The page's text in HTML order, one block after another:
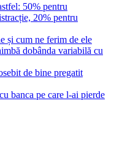
50% pentru
20% pentru
și cum ne ferim de ele
dobânda variabilă cu
de bine pregatit
banca pe care l-ai pierde